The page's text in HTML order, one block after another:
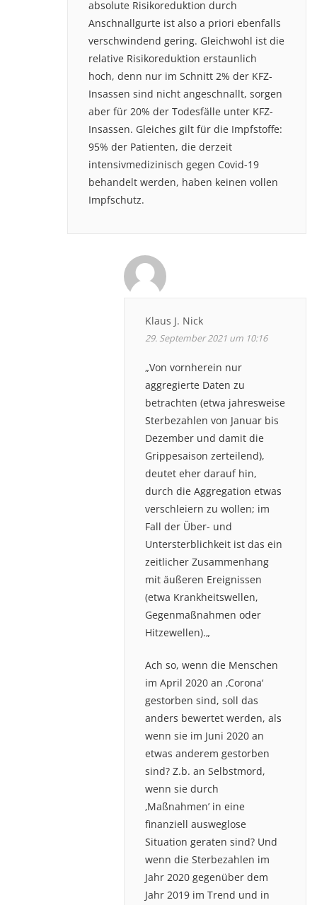
absolute Risikoreduktion durch
Anschnallgurte ist also a priori ebenfalls
verschwindend gering. Gleichwohl ist die
relative Risikoreduktion erstaunlich
hoch, denn nur im Schnitt 2% der KFZ-
Insassen sind nicht angeschnallt, sorgen
aber für 20% der Todesfälle unter KFZ-
Insassen. Gleiches gilt für die Impfstoffe:
95% der Patienten, die derzeit
intensivmedizinisch gegen Covid-19
behandelt werden, haben keinen vollen
Impfschutz.
Klaus J. Nick
29. September 2021 um 10:16
„Von vornherein nur
aggregierte Daten zu
betrachten (etwa jahresweise
Sterbezahlen von Januar bis
Dezember und damit die
Grippesaison zerteilend),
deutet eher darauf hin,
durch die Aggregation etwas
verschleiern zu wollen; im
Fall der Über- und
Untersterblichkeit ist das ein
zeitlicher Zusammenhang
mit äußeren Ereignissen
(etwa Krankheitswellen,
Gegenmaßnahmen oder
Hitzewellen).„
Ach so, wenn die Menschen
im April 2020 an ‚Corona‘
gestorben sind, soll das
anders bewertet werden, als
wenn sie im Juni 2020 an
etwas anderem gestorben
sind? Z.b. an Selbstmord,
wenn sie durch
‚Maßnahmen’ in eine
finanziell ausweglose
Situation geraten sind? Und
wenn die Sterbezahlen im
Jahr 2020 gegenüber dem
Jahr 2019 im Trend und in